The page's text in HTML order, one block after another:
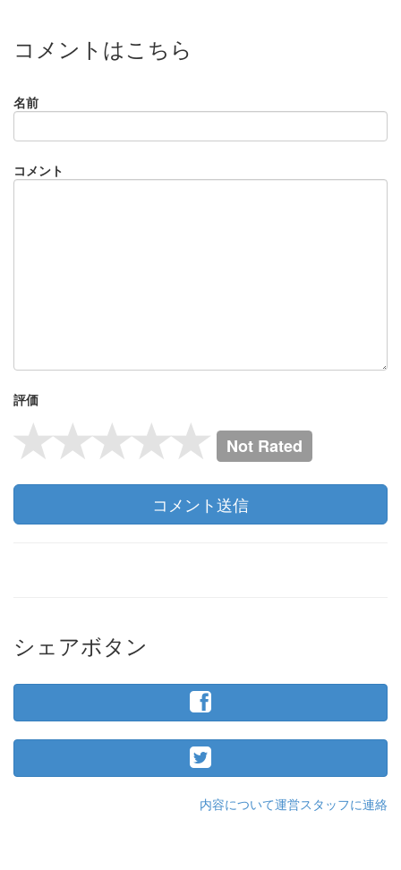
コメントはこちら
名前
コメント
評価
Not Rated
コメント送信
シェアボタン
内容について運営スタッフに連絡